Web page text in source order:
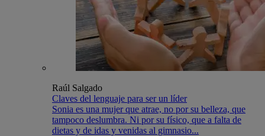
Raúl Salgado
Claves del lenguaje para ser un líder
Sonia es una mujer que atrae, no por su belleza, que
tampoco deslumbra. Ni por su físico, que a falta de
dietas y de idas y venidas al gimnasio...